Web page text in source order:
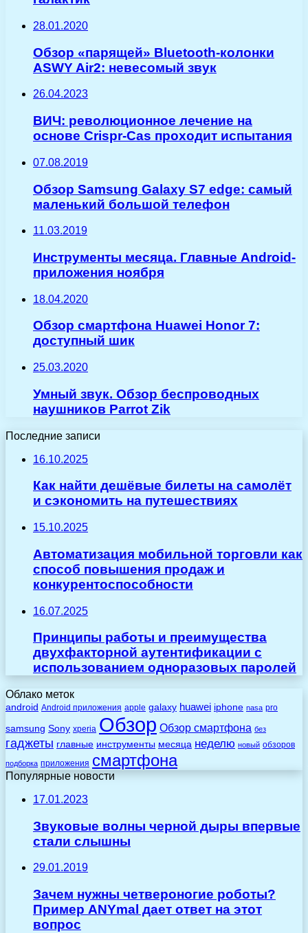
28.01.2020
Обзор «парящей» Bluetooth-колонки
ASWY Air2: невесомый звук
26.04.2023
ВИЧ: революционное лечение на
основе Crispr-Cas проходит испытания
07.08.2019
Обзор Samsung Galaxy S7 edge: самый
маленький большой телефон
11.03.2019
Инструменты месяца. Главные Android-
приложения ноября
18.04.2020
Обзор смартфона Huawei Honor 7:
доступный шик
25.03.2020
Умный звук. Обзор беспроводных
наушников Parrot Zik
Последние записи
16.10.2025
Как найти дешёвые билеты на самолёт
и сэкономить на путешествиях
15.10.2025
Автоматизация мобильной торговли как
способ повышения продаж и
конкурентоспособности
16.07.2025
Принципы работы и преимущества
двухфакторной аутентификации с
использованием одноразовых паролей
Облако меток
android Android приложения apple galaxy huawei iphone nasa pro
samsung Sony xperia Обзор Обзор смартфона без
гаджеты главные инструменты месяца неделю новый обзоров
подборка приложения смартфона
Популярные новости
17.01.2023
Звуковые волны черной дыры впервые
стали слышны
29.01.2019
Зачем нужны четвероногие роботы?
Пример ANYmal дает ответ на этот
вопрос